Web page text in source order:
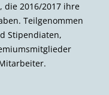
2016/2017 ihre
Teilgenommen
Stipendiaten,